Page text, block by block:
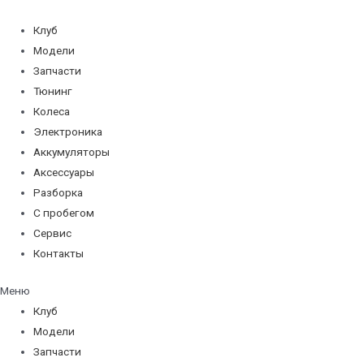
содержимому
Клуб
Модели
Запчасти
Тюнинг
Колеса
Электроника
Аккумуляторы
Аксессуары
Разборка
С пробегом
Сервис
Контакты
Меню
Клуб
Модели
Запчасти